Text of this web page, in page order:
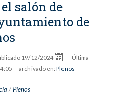
salón de
de
19/12/2024 — Última
— archivado en: Plenos
/Plenos